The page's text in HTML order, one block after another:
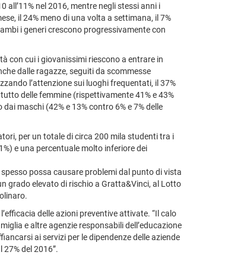
nel 2016, mentre negli stessi anni i
il 24% meno di una volta a settimana, il 7%
i generi crescono progressivamente con
con cui i giovanissimi riescono a entrare in
dalle ragazze, seguiti da scommesse
l’attenzione sui luoghi frequentati, il 37%
delle femmine (rispettivamente 41% e 43%
maschi (42% e 13% contro 6% e 7% delle
per un totale di circa 200 mila studenti tra i
e una percentuale molto inferiore dei
possa causare problemi dal punto di vista
grado elevato di rischio a Gratta&Vinci, al Lotto
delle azioni preventive attivate. “Il calo
e altre agenzie responsabili dell’educazione
ai servizi per le dipendenze delle aziende
del 2016”.